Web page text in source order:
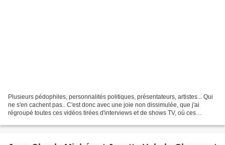
Plusieurs pédophiles, personnalités politiques, présentateurs, artistes... Qui
ne s'en cachent pas.. C'est donc avec une joie non dissimulée, que j'ai
régroupé toutes ces vidéos tirées d'interviews et de shows TV, où ces